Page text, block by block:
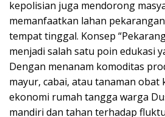
kepolisian juga mendorong
memanfaatkan lahan
tempat tinggal. Konsep
menjadi salah satu poin edukasi
Dengan menanam komoditas
mayur, cabai, atau tanaman obat
ekonomi rumah tangga warga
mandiri dan tahan terhadap